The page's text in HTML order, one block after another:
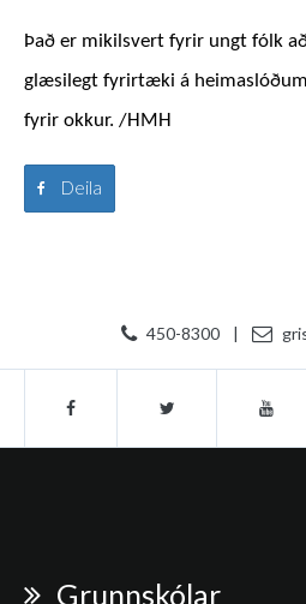
Það er mikilsvert fyrir ungt fólk
glæsilegt fyrirtæki á
fyrir okkur.​ /HMH
Deila
450-8300 |
Grunnskólar